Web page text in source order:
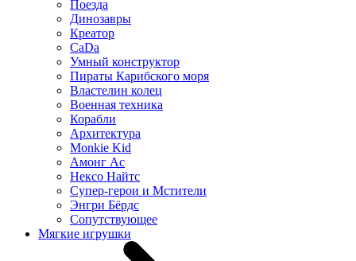
Поезда
Динозавры
Креатор
CaDa
Умный конструктор
Пираты Карибского моря
Властелин колец
Военная техника
Корабли
Архитектура
Monkie Kid
Амонг Ас
Нексо Найтс
Супер-герои и Мстители
Энгри Бёрдс
Сопутствующее
Мягкие игрушки